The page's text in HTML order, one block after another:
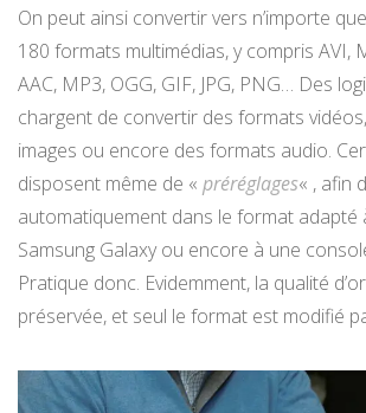
On peut ainsi convertir vers n’importe
180 formats multimédias, y compris AVI,
AAC, MP3, OGG, GIF, JPG, PNG… Des
chargent de convertir des formats
images ou encore des formats audio.
disposent même de « préréglages« , afin
automatiquement dans le format adapté
Samsung Galaxy ou encore à une
Pratique donc. Evidemment, la qualité
préservée, et seul le format est modifié